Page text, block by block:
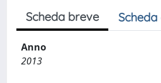
Scheda breve
Anno
2013